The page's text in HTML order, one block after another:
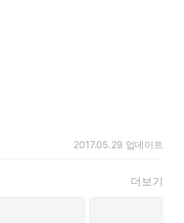
2017.05.29 업데이트
더보기